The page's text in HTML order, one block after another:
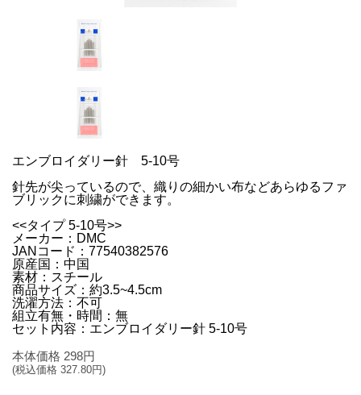
エンブロイダリー針 5-10号
針先が尖っているので、織りの細かい布などあらゆるファ
ブリックに刺繍ができます。
<<タイプ 5-10号>>
メーカー：DMC
JANコード：77540382576
原産国：中国
素材：スチール
商品サイズ：約3.5~4.5cm
洗濯方法：不可
組立有無・時間：無
セット内容：エンブロイダリー針 5‐10号
本体価格 298円
(税込価格 327.80円)